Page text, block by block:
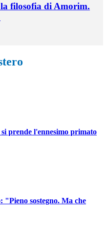
filosofia di Amorim.
prende l'ennesimo primato
sostegno. Ma che